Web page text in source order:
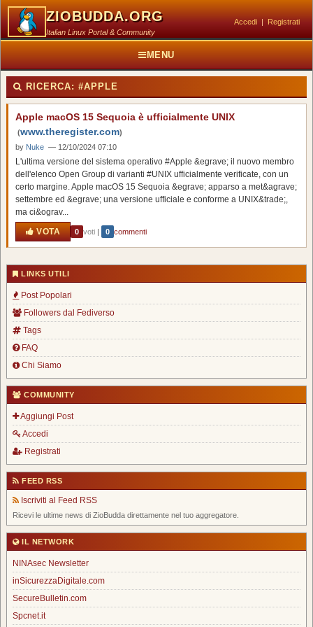
ZIOBUDDA.ORG
Italian Linux Portal & Community
Accedi | Registrati
MENU
RICERCA: #APPLE
Apple macOS 15 Sequoia è ufficialmente UNIX
(www.theregister.com)
by Nuke — 12/10/2024 07:10
L'ultima versione del sistema operativo #Apple &egrave; il nuovo membro
dell'elenco Open Group di varianti #UNIX ufficialmente verificate, con un
certo margine. Apple macOS 15 Sequoia &egrave; apparso a met&agrave;
settembre ed &egrave; una versione ufficiale e conforme a UNIX&trade;,
ma ci&ograv...
VOTA
0 voti | 0 commenti
LINKS UTILI
Post Popolari
Followers dal Fediverso
Tags
FAQ
Chi Siamo
COMMUNITY
Aggiungi Post
Accedi
Registrati
FEED RSS
Iscriviti al Feed RSS
Ricevi le ultime news di ZioBudda direttamente nel tuo aggregatore.
IL NETWORK
NINAsec Newsletter
inSicurezzaDigitale.com
SecureBulletin.com
Spcnet.it